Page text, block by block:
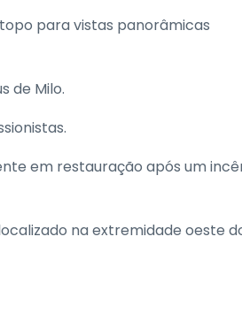
para vistas panorâmicas
de Milo.
em restauração após um
na extremidade oeste